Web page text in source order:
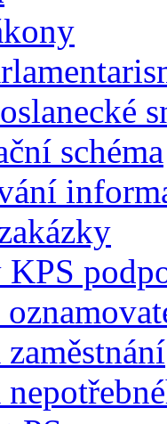
schéma